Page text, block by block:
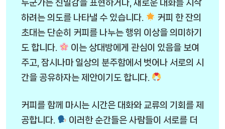
누군가는 친밀감을 표현하거나, 새로운 대화를 시작
하려는 의도를 나타낼 수 있습니다.
커피 한 잔의
초대는 단순히 커피를 나누는 행위 이상을 의미하기
도 합니다.
이는 상대방에게 관심이 있음을 보여
주고, 잠시나마 일상의 분주함에서 벗어나 서로의 시
간을 공유하자는 제안이기도 합니다.
커피를 함께 마시는 시간은 대화와 교류의 기회를 제
공합니다.
이러한 순간들은 사람들이 서로를 더